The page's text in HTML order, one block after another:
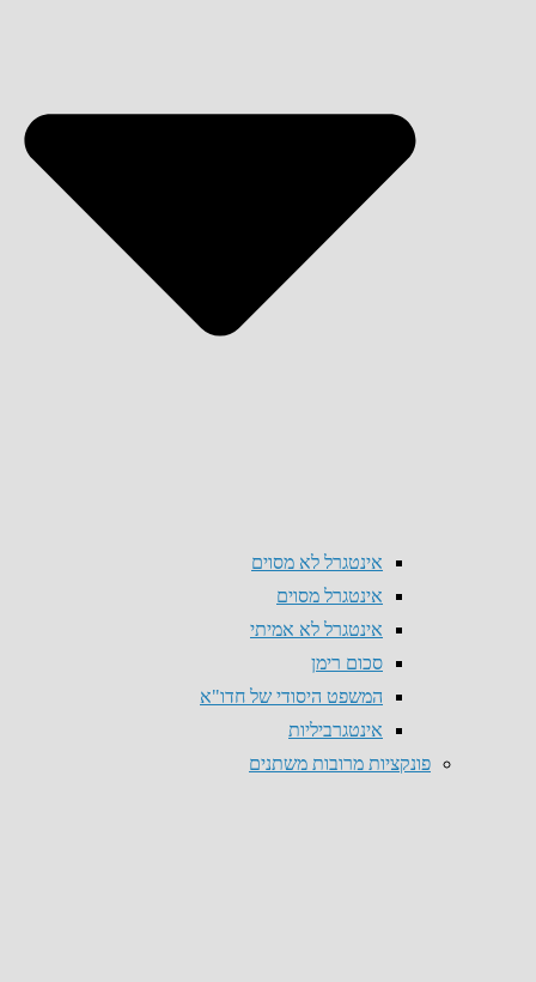
אינטגרל לא מסוים
אינטגרל מסוים
אינטגרל לא אמיתי
סכום רימן
המשפט היסודי של חדו"א
אינטגרביליות
פונקציות מרובות משתנים